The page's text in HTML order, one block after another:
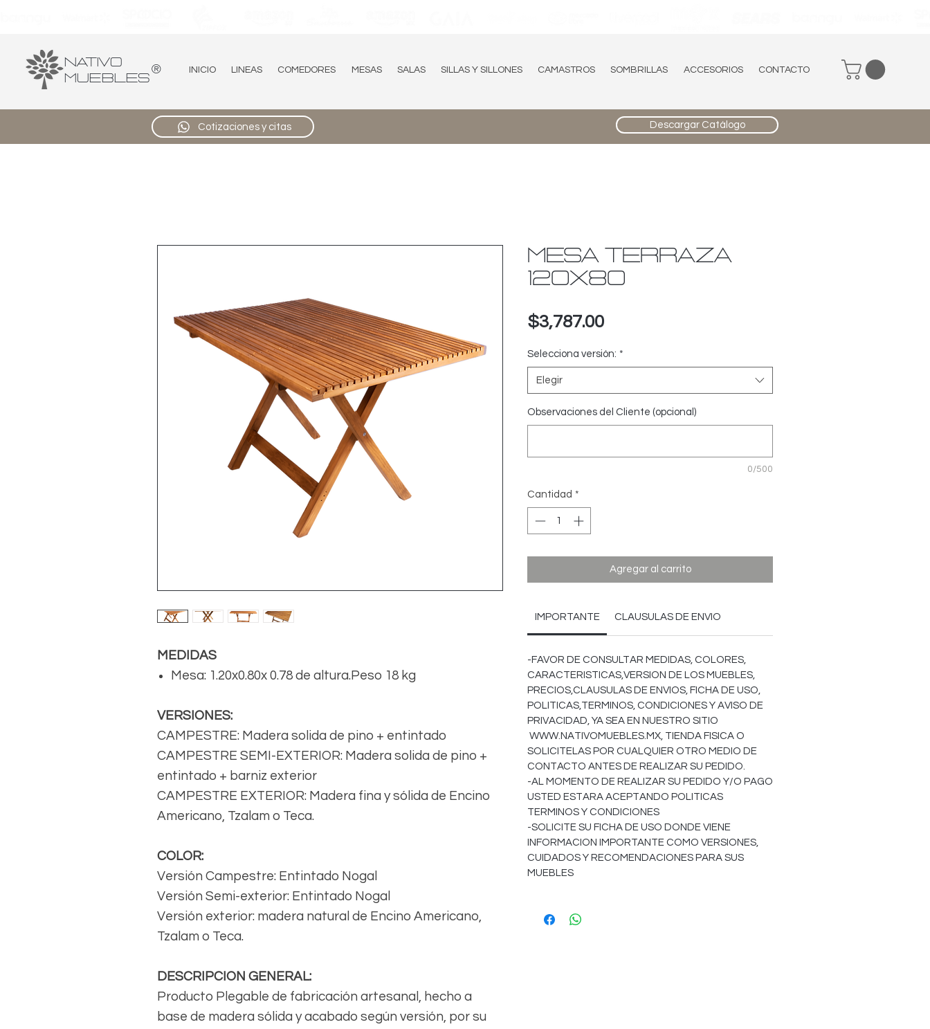
Nativo
Muebles
® INICIO LINEAS COMEDORES MESAS SALAS SILLAS Y SILLONES CAMASTROS SOMBRILLAS ACCESORIOS CONTACTO
Cotizaciones y citas Descargar Catálogo
MEDIDAS
Mesa: 1.20x0.80x 0.78 de altura.Peso 18 kg
VERSIONES:
CAMPESTRE: Madera solida de pino + entintado
CAMPESTRE SEMI-EXTERIOR: Madera solida de pino +
entintado + barniz exterior
CAMPESTRE EXTERIOR: Madera fina y sólida de Encino
Americano, Tzalam o Teca.
COLOR:
Versión Campestre: Entintado Nogal
Versión Semi-exterior: Entintado Nogal
Versión exterior: madera natural de Encino Americano,
Tzalam o Teca.
DESCRIPCION GENERAL:
Producto Plegable de fabricación artesanal, hecho a
base de madera sólida y acabado según versión, por su
MESA TERRAZA
120X80
$3,787.00Precio
Selecciona versión: *
Elegir
Observaciones del Cliente (opcional)
0/500
Cantidad *
Agregar al carrito
IMPORTANTE CLAUSULAS DE ENVIO
-FAVOR DE CONSULTAR MEDIDAS, COLORES,
CARACTERISTICAS,VERSION DE LOS MUEBLES,
PRECIOS,CLAUSULAS DE ENVIOS, FICHA DE USO,
POLITICAS,TERMINOS, CONDICIONES Y AVISO DE
PRIVACIDAD, YA SEA EN NUESTRO SITIO
WWW.NATIVOMUEBLES.MX, TIENDA FISICA O
SOLICITELAS POR CUALQUIER OTRO MEDIO DE
CONTACTO ANTES DE REALIZAR SU PEDIDO.
-AL MOMENTO DE REALIZAR SU PEDIDO Y/O PAGO
USTED ESTARA ACEPTANDO POLITICAS
TERMINOS Y CONDICIONES
-SOLICITE SU FICHA DE USO DONDE VIENE
INFORMACION IMPORTANTE COMO VERSIONES,
CUIDADOS Y RECOMENDACIONES PARA SUS
MUEBLES